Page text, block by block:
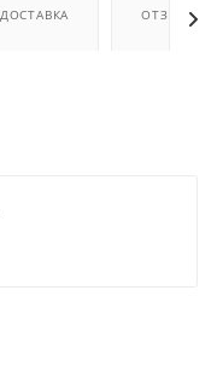
ДОСТАВКА ОТЗЫВЫ